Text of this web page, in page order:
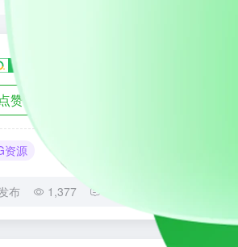
点赞
资源
布 1,377